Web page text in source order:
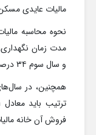
مالیات عایدی
نحوه محاسبه
و سال سوم ۳۴ درصد است.
همچنین، در
فروش آن خانه